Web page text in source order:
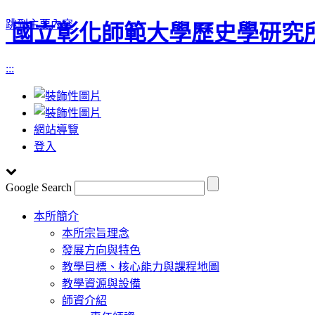
跳到主要內容
國立彰化師範大學歷史學研究
:::
網站導覽
登入
Google Search
Toggle
navigation
本所簡介
本所宗旨理念
發展方向與特色
教學目標、核心能力與課程地圖
教學資源與設備
師資介紹